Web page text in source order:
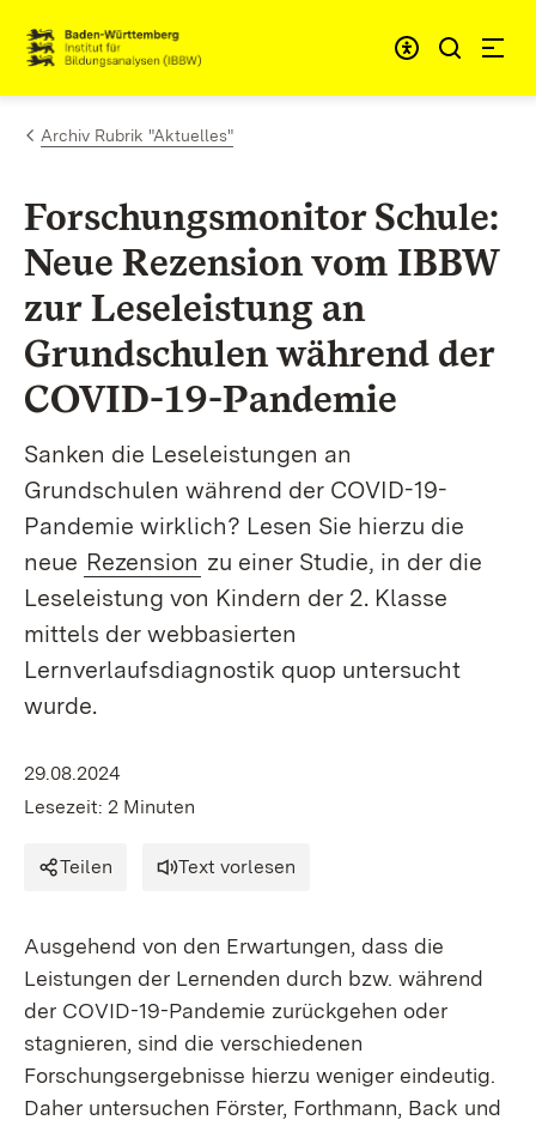
Zum Inhalt springen
Link zur Startseite
Archiv Rubrik "Aktuelles"
Forschungsmonitor Schule:
Neue Rezension vom IBBW
zur Leseleistung an
Grundschulen während der
COVID-19-Pandemie
Sanken die Leseleistungen an
Grundschulen während der COVID-19-
Pandemie wirklich? Lesen Sie hierzu die
neue Rezension zu einer Studie, in der die
Leseleistung von Kindern der 2. Klasse
mittels der webbasierten
Lernverlaufsdiagnostik quop untersucht
wurde.
29.08.2024
Lesezeit: 2 Minuten
Teilen Text vorlesen
Ausgehend von den Erwartungen, dass die
Leistungen der Lernenden durch bzw. während
der COVID-19-Pandemie zurückgehen oder
stagnieren, sind die verschiedenen
Forschungsergebnisse hierzu weniger eindeutig.
Daher untersuchen Förster, Forthmann, Back und